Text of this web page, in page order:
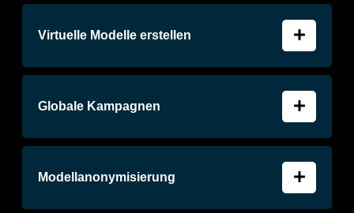
Virtuelle Modelle erstellen
Globale Kampagnen
Modellanonymisierung